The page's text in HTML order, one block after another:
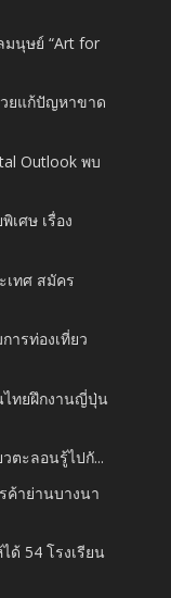
มนุษย์ “Art for
ยแก้ปัญหาขาด
Outlook พบ
เศษ เรื่อง
เทศ สมัคร
ารท่องเที่ยว
ไทยฝึกงานญี่ปุ่น
ตะลอนรู้ไปกั...
ค้าย่านบางนา
ด้ 54 โรงเรียน